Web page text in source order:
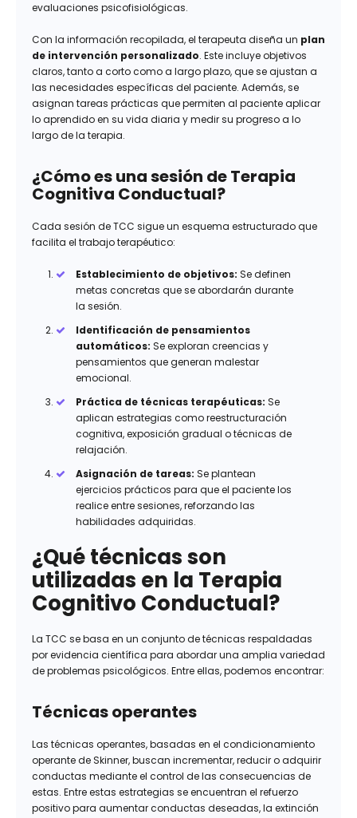
evaluaciones psicofisiológicas.
Con la información recopilada, el terapeuta diseña un plan
de intervención personalizado. Este incluye objetivos
claros, tanto a corto como a largo plazo, que se ajustan a
las necesidades específicas del paciente. Además, se
asignan tareas prácticas que permiten al paciente aplicar
lo aprendido en su vida diaria y medir su progreso a lo
largo de la terapia.
¿Cómo es una sesión de Terapia
Cognitiva Conductual?
Cada sesión de TCC sigue un esquema estructurado que
facilita el trabajo terapéutico:
Establecimiento de objetivos: Se definen
metas concretas que se abordarán durante
la sesión.
Identificación de pensamientos
automáticos: Se exploran creencias y
pensamientos que generan malestar
emocional.
Práctica de técnicas terapéuticas: Se
aplican estrategias como reestructuración
cognitiva, exposición gradual o técnicas de
relajación.
Asignación de tareas: Se plantean
ejercicios prácticos para que el paciente los
realice entre sesiones, reforzando las
habilidades adquiridas.
¿Qué técnicas son
utilizadas en la Terapia
Cognitivo Conductual?
La TCC se basa en un conjunto de técnicas respaldadas
por evidencia científica para abordar una amplia variedad
de problemas psicológicos. Entre ellas, podemos encontrar:
Técnicas operantes
Las técnicas operantes, basadas en el condicionamiento
operante de Skinner, buscan incrementar, reducir o adquirir
conductas mediante el control de las consecuencias de
estas. Entre estas estrategias se encuentran el refuerzo
positivo para aumentar conductas deseadas, la extinción